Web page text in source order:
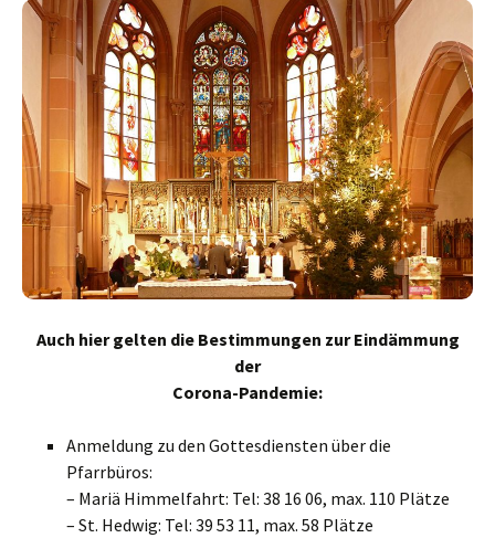
Auch hier gelten die Bestimmungen zur Eindämmung
der
Corona-Pandemie:
Anmeldung zu den Gottesdiensten über die
Pfarrbüros:
– Mariä Himmelfahrt: Tel: 38 16 06, max. 110 Plätze
– St. Hedwig: Tel: 39 53 11, max. 58 Plätze